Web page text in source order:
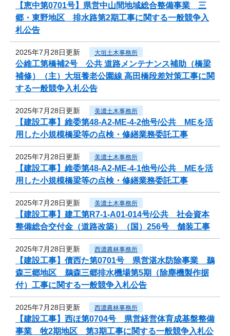
【恵中第0701号】県営中山間地域総合整備事業 三
郷・東野地区 排水路第2期工事に関する一般競争入
札公告
2025年7月28日更新 大垣土木事務所
公維工第橋補2号 公共 道路メンテナンス補助（橋梁
補修）（主）大垣養老公園線 高田橋段差対策工事に関
する一般競争入札公告
2025年7月28日更新 美濃土木事務所
【建設工事】維委第48-A2-ME-4-2他号/公共 MEを活
用した小規模橋梁等の点検・修繕業務委託工事
2025年7月28日更新 美濃土木事務所
【建設工事】維委第48-A2-ME-4-1他号/公共 MEを活
用した小規模橋梁等の点検・修繕業務委託工事
2025年7月28日更新 美濃土木事務所
【建設工事】建工第R7-1-A01-014号/公共 社会資本
整備総合交付金（道路改築）（国）256号 舗装工事
2025年7月28日更新 西濃農林事務所
【建設工事】債西た第0701号 県営湛水防除事業 鵜
森三郷地区 鵜森三郷排水機場第5期（除塵機製作据
付）工事に関する一般競争入札公告
2025年7月28日更新 西濃農林事務所
【建設工事】西ほ第0704号 県営経営体育成基盤整備
事業 牧2期地区 第3期工事に関する一般競争入札公